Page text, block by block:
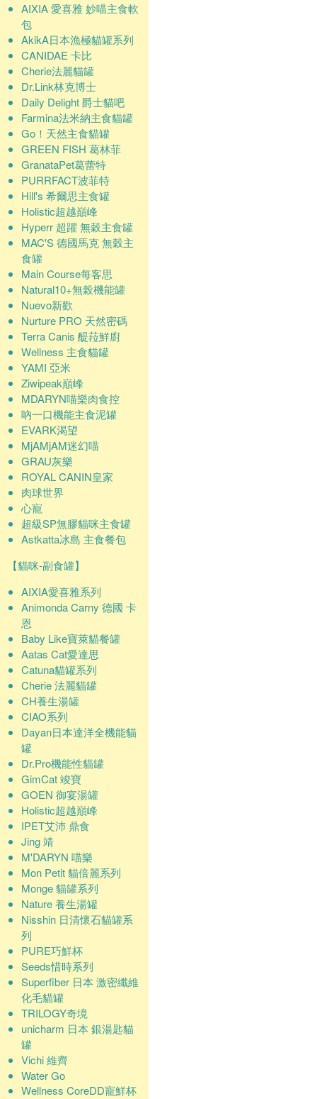
AIXIA 愛喜雅 妙喵主食軟
包
AkikA日本漁極貓罐系列
CANIDAE 卡比
Cherie法麗貓罐
Dr.Link林克博士
Daily Delight 爵士貓吧
Farmina法米納主食貓罐
Go！天然主食貓罐
GREEN FISH 葛林菲
GranataPet葛蕾特
PURRFACT波菲特
Hill's 希爾思主食罐
Holistic超越巔峰
Hyperr 超躍 無穀主食罐
MAC'S 德國馬克 無穀主
食罐
Main Course每客思
Natural10+無榖機能罐
Nuevo新歡
Nurture PRO 天然密碼
Terra Canis 醍菈鮮廚
Wellness 主食貓罐
YAMI 亞米
Ziwipeak巔峰
MDARYN喵樂肉食控
吶一口機能主食泥罐
EVARK渴望
MjAMjAM迷幻喵
GRAU灰樂
ROYAL CANIN皇家
肉球世界
心寵
超級SP無膠貓咪主食罐
Astkatta冰島 主食餐包
【貓咪-副食罐】
AIXIA愛喜雅系列
Animonda Carny 德國 卡
恩
Baby Like寶萊貓餐罐
Aatas Cat愛達思
Catuna貓罐系列
Cherie 法麗貓罐
CH養生湯罐
CIAO系列
Dayan日本達洋全機能貓
罐
Dr.Pro機能性貓罐
GimCat 竣寶
GOEN 御宴湯罐
Holistic超越巔峰
IPET艾沛 鼎食
Jing 靖
M'DARYN 喵樂
Mon Petit 貓倍麗系列
Monge 貓罐系列
Nature 養生湯罐
Nisshin 日清懷石貓罐系
列
PURE巧鮮杯
Seeds惜時系列
Superfiber 日本 激密纖維
化毛貓罐
TRILOGY奇境
unicharm 日本 銀湯匙貓
罐
Vichi 維齊
Water Go
Wellness CoreDD寵鮮杯